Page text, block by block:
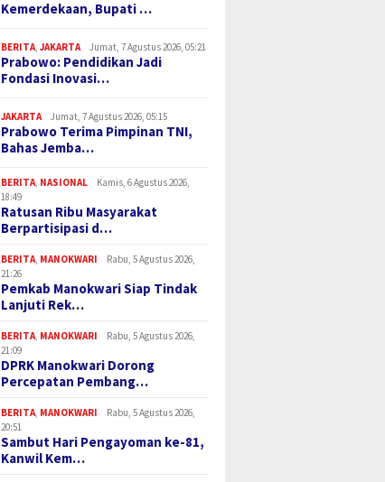
Kemerdekaan, Bupati …
BERITA,JAKARTA Jumat, 7 Agustus 2026, 05:21
Prabowo: Pendidikan Jadi
Fondasi Inovasi…
JAKARTA Jumat, 7 Agustus 2026, 05:15
Prabowo Terima Pimpinan TNI,
Bahas Jemba…
BERITA, NASIONAL
Kamis, 6 Agustus 2026,
18:49
Ratusan Ribu Masyarakat
Berpartisipasi d…
BERITA, MANOKWARI
Rabu, 5 Agustus 2026,
21:26
Pemkab Manokwari Siap Tindak
Lanjuti Rek…
BERITA, MANOKWARI
Rabu, 5 Agustus 2026,
21:09
DPRK Manokwari Dorong
Percepatan Pembang…
BERITA, MANOKWARI
Rabu, 5 Agustus 2026,
20:51
Sambut Hari Pengayoman ke-81,
Kanwil Kem…